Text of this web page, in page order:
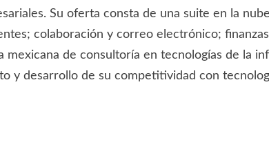
Su oferta consta de una suite en la
colaboración y correo electrónico;
mexicana de consultoría en tecnologías de la
y desarrollo de su competitividad con